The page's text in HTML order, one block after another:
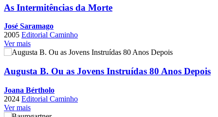
As Intermitências da Morte
José Saramago
2005 Editorial Caminho
Ver mais
Augusta B. Ou as Jovens Instruídas 80 Anos Depois
Joana Bértholo
2024 Editorial Caminho
Ver mais